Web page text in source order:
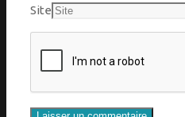
Site